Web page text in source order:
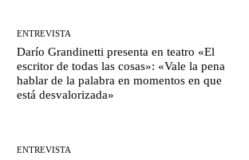
ENTREVISTA
Darío Grandinetti presenta en teatro «El
escritor de todas las cosas»: «Vale la pena
hablar de la palabra en momentos en que
está desvalorizada»
ENTREVISTA